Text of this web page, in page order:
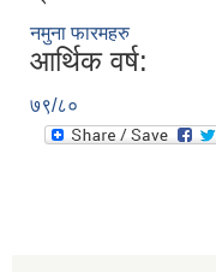
नमुना फारमहरु
आर्थिक वर्ष:
७९/८०